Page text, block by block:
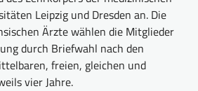
Leipzig und Dresden an. Die
Ärzte wählen die Mitglieder
durch Briefwahl nach den
freien, gleichen und
vier Jahre.